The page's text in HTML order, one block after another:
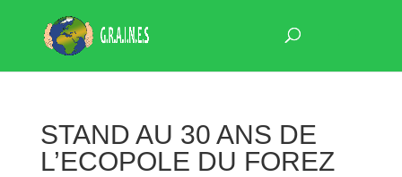
STAND AU 30 ANS DE
L’ECOPOLE DU FOREZ